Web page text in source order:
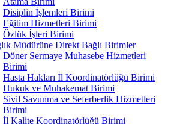
Disiplin İşlemleri Birimi
Eğitim Hizmetleri Birimi
Özlük İşleri Birimi
Müdürüne Direkt Bağlı Birimler
Döner Sermaye Muhasebe Hizmetleri
Birimi
Hasta Hakları İl Koordinatörlüğü Birimi
Hukuk ve Muhakemat Birimi
Sivil Savunma ve Seferberlik Hizmetleri
Birimi
İl Kalite Koordinatörlüğü Birimi